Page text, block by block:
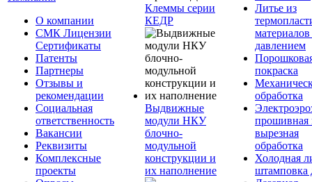
О компании
СМК Лицензии
Сертификаты
Патенты
Партнеры
Отзывы и
рекомендации
Социальная
ответственность
Вакансии
Реквизиты
Комплексные
проекты
Клеммы серии
КЕДР
Выдвижные
модули НКУ
блочно-
модульной
конструкции и
их наполнение
Литье из
давлением
покраска
обработка
прошивная
вырезная
обработка
Холодная
штамповка